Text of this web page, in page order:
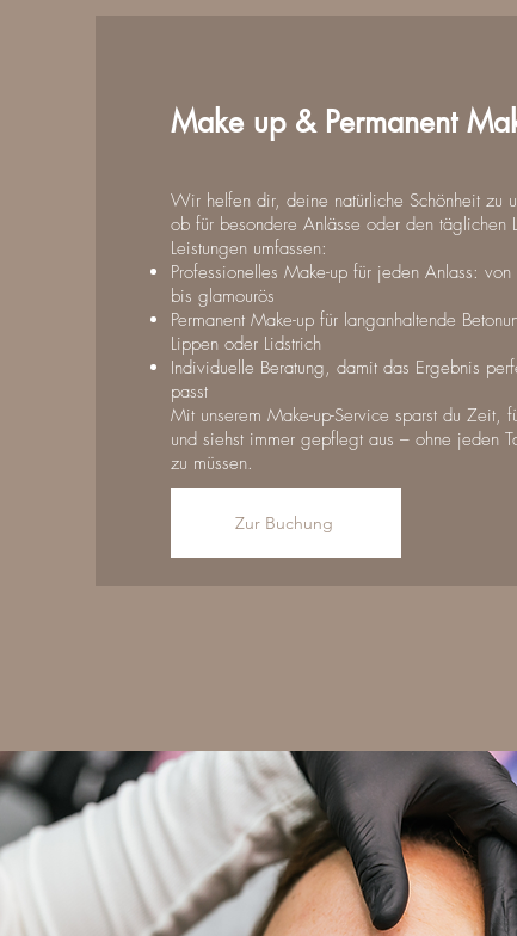
Make up & Permanent
Wir helfen dir, deine natürliche Schönheit zu
ob für besondere Anlässe oder den täglichen
Leistungen umfassen:
Professionelles Make-up für jeden Anlass:
bis glamourös
Permanent Make-up für langanhaltende
Lippen oder Lidstrich
Individuelle Beratung, damit das Ergebnis
passt
Mit unserem Make-up-Service sparst du Zeit,
und siehst immer gepflegt aus – ohne jeden
zu müssen.
Zur Buchung